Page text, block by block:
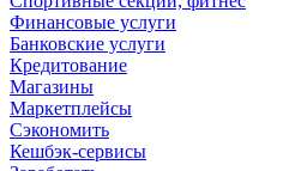
Финансовые услуги
Банковские услуги
Кредитование
Магазины
Маркетплейсы
Сэкономить
Кешбэк-сервисы